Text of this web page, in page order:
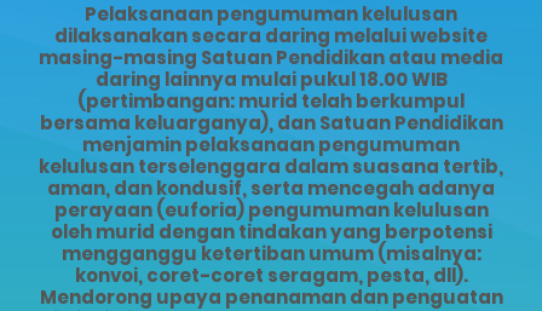
Pelaksanaan pengumuman kelulusan
dilaksanakan secara daring melalui website
masing-masing Satuan Pendidikan atau media
daring lainnya mulai pukul 18.00 WIB
(pertimbangan: murid telah berkumpul
bersama keluarganya), dan Satuan Pendidikan
menjamin pelaksanaan pengumuman
kelulusan terselenggara dalam suasana tertib,
aman, dan kondusif, serta mencegah adanya
perayaan (euforia) pengumuman kelulusan
oleh murid dengan tindakan yang berpotensi
mengganggu ketertiban umum (misalnya:
konvoi, coret-coret seragam, pesta, dll).
Mendorong upaya penanaman dan penguatan